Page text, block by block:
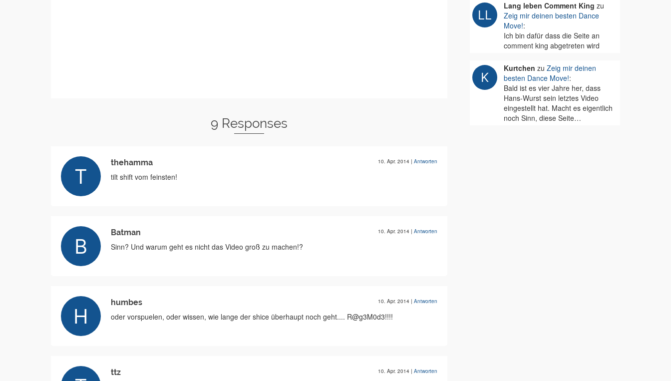
9 Responses
thehamma 10. Apr. 2014 | Antworten
tilt shift vom feinsten!
Batman 10. Apr. 2014 | Antworten
Sinn? Und warum geht es nicht das Video groß zu machen!?
humbes 10. Apr. 2014 | Antworten
oder vorspuelen, oder wissen, wie lange der shice überhaupt noch geht.... R@g3M0d3!!!!
ttz 10. Apr. 2014 | Antworten
Lang leben Comment King zu
Zeig mir deinen besten Dance
Move!:
Ich bin dafür dass die Seite an
comment king abgetreten wird
Kurtchen zu Zeig mir deinen
besten Dance Move!:
Bald ist es vier Jahre her, dass
Hans-Wurst sein letztes Video
eingestellt hat. Macht es eigentlich
noch Sinn, diese Seite…